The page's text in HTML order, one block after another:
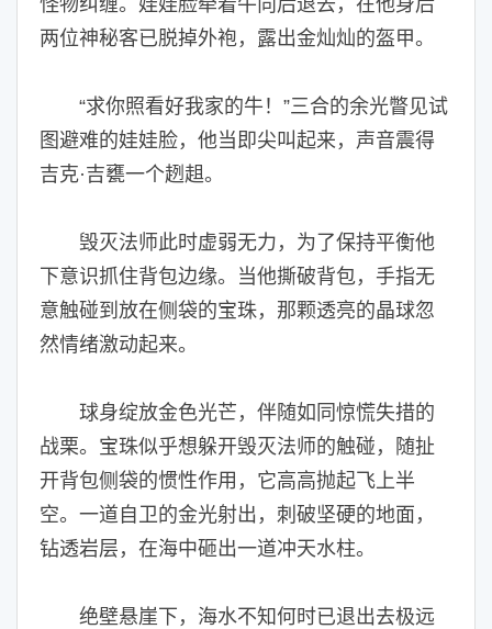
怪物纠缠。娃娃脸牵着牛向后退去，在他身后
两位神秘客已脱掉外袍，露出金灿灿的盔甲。
“求你照看好我家的牛！”三合的余光瞥见试
图避难的娃娃脸，他当即尖叫起来，声音震得
吉克·吉甕一个趔趄。
毁灭法师此时虚弱无力，为了保持平衡他
下意识抓住背包边缘。当他撕破背包，手指无
意触碰到放在侧袋的宝珠，那颗透亮的晶球忽
然情绪激动起来。
球身绽放金色光芒，伴随如同惊慌失措的
战栗。宝珠似乎想躲开毁灭法师的触碰，随扯
开背包侧袋的惯性作用，它高高抛起飞上半
空。一道自卫的金光射出，刺破坚硬的地面，
钻透岩层，在海中砸出一道冲天水柱。
绝壁悬崖下，海水不知何时已退出去极远